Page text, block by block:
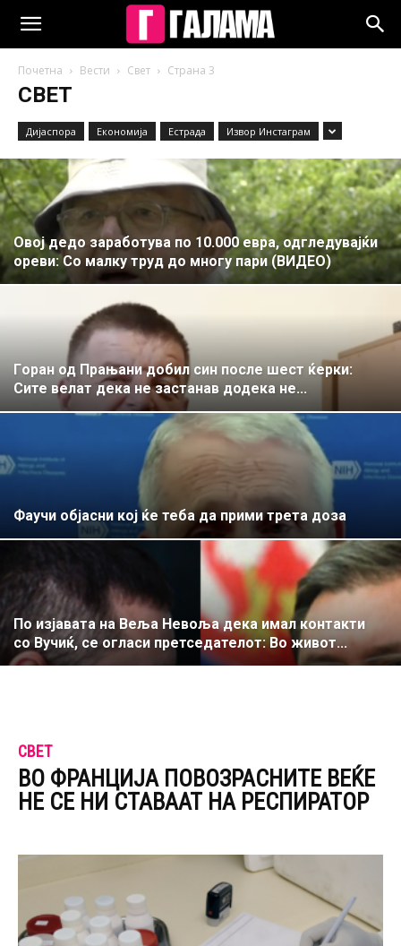
Почетна Вести Свет Страна 3
СВЕТ
Дијаспора Економија Естрада Извор Инстаграм
Oвој дедо заработува по 10.000 евра, одгледувајќи
ореви: Cо малку труд до многу пари (ВИДЕО)
Гoран од Прањани добил син после шест ќерки:
Сите велат дека не застанав додека не...
Фаучи објасни кој ќе теба да прими трета доза
По изјавата на Веља Невоља дека имал контакти
со Вучиќ, се огласи претседателот: Во живот...
СВЕТ
ВО ФРАНЦИЈА ПОВОЗРАСНИТЕ ВЕЌЕ
НЕ СЕ НИ СТАВААТ НА РЕСПИРАТОР